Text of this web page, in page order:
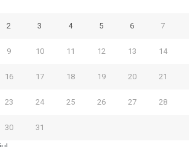
2 3 4 5 6 7
9 10 11 12 13 14
16 17 18 19 20 21
23 24 25 26 27 28
30 31